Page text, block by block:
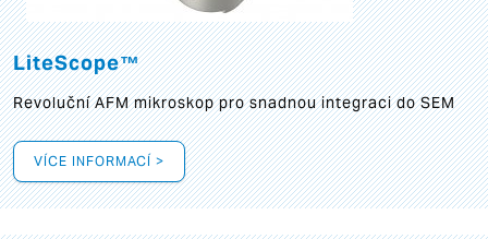
LiteScope™
Revoluční AFM mikroskop pro snadnou integraci do SEM
VÍCE INFORMACÍ >